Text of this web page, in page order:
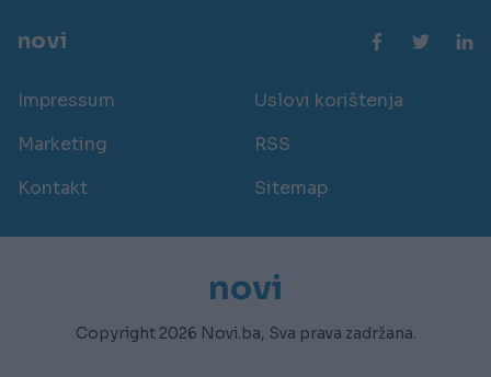
novi
Impressum
Uslovi korištenja
Marketing
RSS
Kontakt
Sitemap
novi
Copyright 2026 Novi.ba, Sva prava zadržana.